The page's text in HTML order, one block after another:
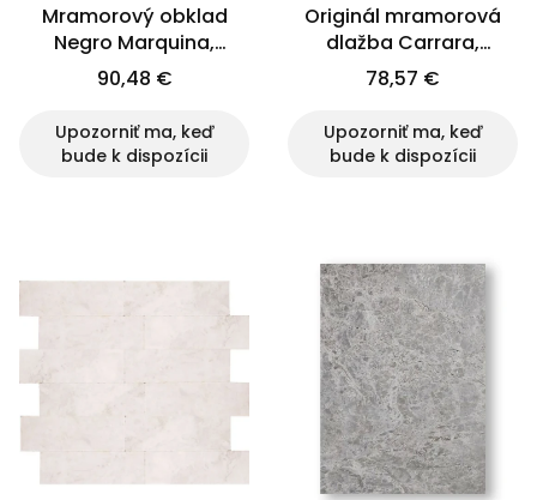
Mramorový obklad
Negro Marquina,
leštený, 60x60x2cm
90,48 €
Upozorniť ma, keď
bude k dispozícii
Originál mramorová
dlažba Carrara,
leštená, 61x30,5x1 cm
78,57 €
Upozorniť ma, keď
bude k dispozícii